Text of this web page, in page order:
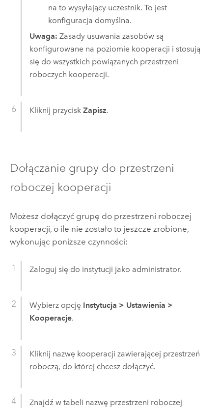
na to wysyłający uczestnik. To jest
konfiguracja domyślna.
Uwaga: Zasady usuwania zasobów są
konfigurowane na poziomie kooperacji i stosują
się do wszystkich powiązanych przestrzeni
roboczych kooperacji.
Kliknij przycisk Zapisz.
Dołączanie grupy do przestrzeni
roboczej kooperacji
Możesz dołączyć grupę do przestrzeni roboczej
kooperacji, o ile nie zostało to jeszcze zrobione,
wykonując poniższe czynności:
Zaloguj się do instytucji jako administrator.
Wybierz opcję Instytucja > Ustawienia >
Kooperacje.
Kliknij nazwę kooperacji zawierającej przestrzeń
roboczą, do której chcesz dołączyć.
Znajdź w tabeli nazwę przestrzeni roboczej